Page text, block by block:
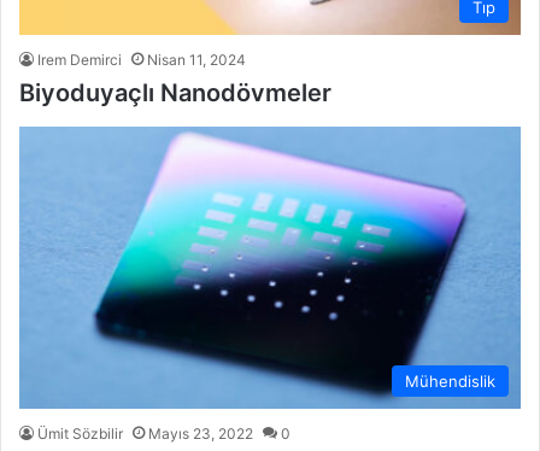
Tıp
Irem Demirci Nisan 11, 2024
Biyoduyaçlı Nanodövmeler
Mühendislik
Ümit Sözbilir Mayıs 23, 2022 0